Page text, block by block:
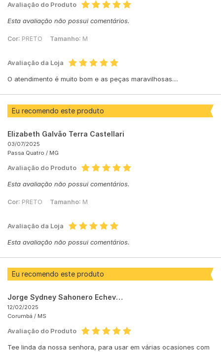
Avaliação do Produto
Esta avaliação não possui comentários.
Cor: PRETO Tamanho: M
Avaliação da Loja
O atendimento é muito bom e as peças maravilhosas....
Eu recomendo este produto
Elizabeth Galvão Terra Castellari
03/07/2025
Passa Quatro / MG
Avaliação do Produto
Esta avaliação não possui comentários.
Cor: PRETO Tamanho: M
Avaliação da Loja
Esta avaliação não possui comentários.
Eu recomendo este produto
Jorge Sydney Sahonero Echeverría
12/02/2025
Corumbá / MS
Avaliação do Produto
Tee linda da nossa senhora, para usar em várias ocasiones com